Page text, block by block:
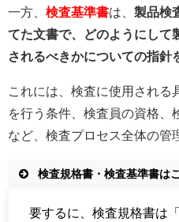
一方、 検査基準書は、 製品検
てた文書で、どのようにして
されるべきかについての指針
これには、検査に使用される
を行う条件、検査員の資格、
など、検査プロセス全体の管
検査規格書・検査基準書は
要するに、検査規格書は「